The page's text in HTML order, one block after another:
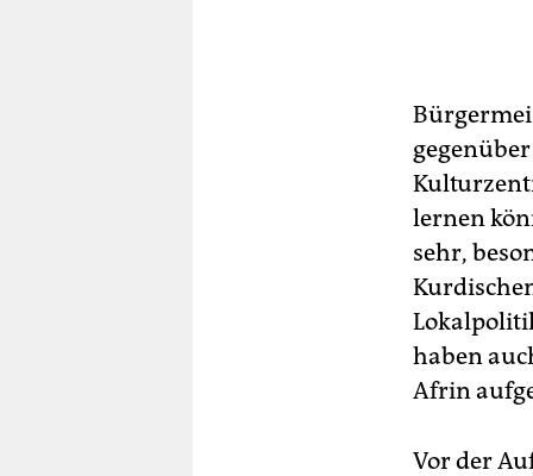
lernen
sehr,
haben
Afrin
Vor der